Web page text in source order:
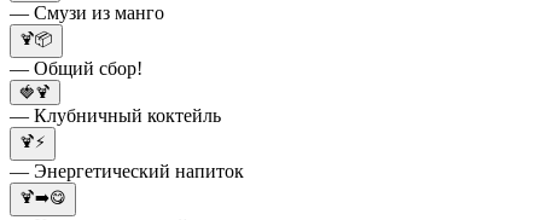
— Смузи из манго
🍹📦
— Общий сбор!
🍓🍹
— Клубничный коктейль
🍹⚡️
— Энергетический напиток
🍹➡️😋